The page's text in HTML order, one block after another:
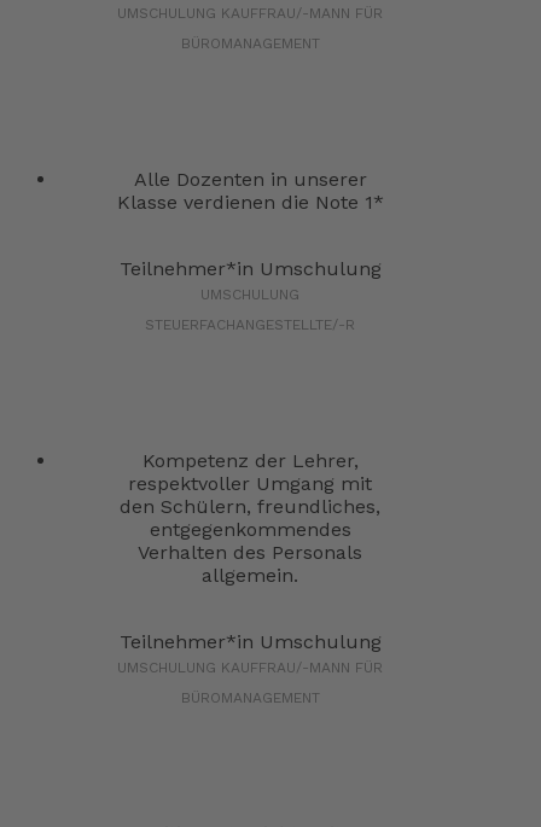
UMSCHULUNG KAUFFRAU/-MANN FÜR
BÜROMANAGEMENT
Alle Dozenten in unserer
Klasse verdienen die Note 1*
Teilnehmer*in Umschulung
UMSCHULUNG
STEUERFACHANGESTELLTE/-R
Kompetenz der Lehrer,
respektvoller Umgang mit
den Schülern, freundliches,
entgegenkommendes
Verhalten des Personals
allgemein.
Teilnehmer*in Umschulung
UMSCHULUNG KAUFFRAU/-MANN FÜR
BÜROMANAGEMENT